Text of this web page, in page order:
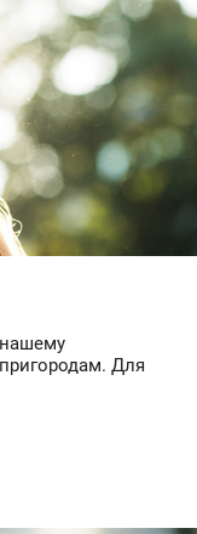
Для